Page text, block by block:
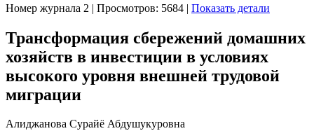
Номер журнала 2 | Просмотров: 5684 | Показать детали
Трансформация сбережений домашних
хозяйств в инвестиции в условиях
высокого уровня внешней трудовой
миграции
Алиджанова Сурайё Абдушукуровна